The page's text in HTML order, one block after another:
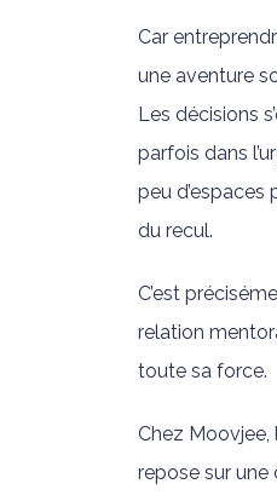
Car
une aventure
Les décisions
parfois dans
peu d’espaces
du recul.
C’est
relation
toute sa force.
Chez
repose sur une